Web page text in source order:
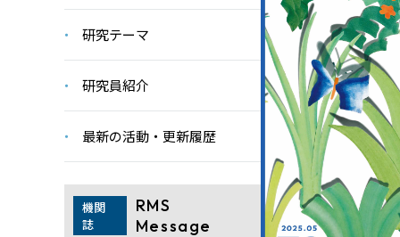
研究テーマ
研究員紹介
最新の活動・更新履歴
機関
誌
RMS
Message